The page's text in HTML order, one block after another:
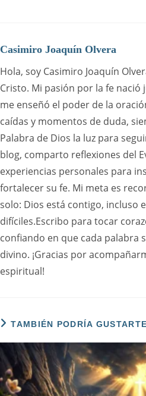
Casimiro Joaquín Olvera
Hola, soy Casimiro Joaquín
Cristo. Mi pasión por la fe nació
me enseñó el poder de la
caídas y momentos de duda,
Palabra de Dios la luz para
blog, comparto reflexiones del
experiencias personales para
fortalecer su fe. Mi meta es
solo: Dios está contigo, incluso
difíciles.Escribo para tocar
confiando en que cada palabra
divino. ¡Gracias por
espiritual!
TAMBIÉN PODRÍA GUSTARTE